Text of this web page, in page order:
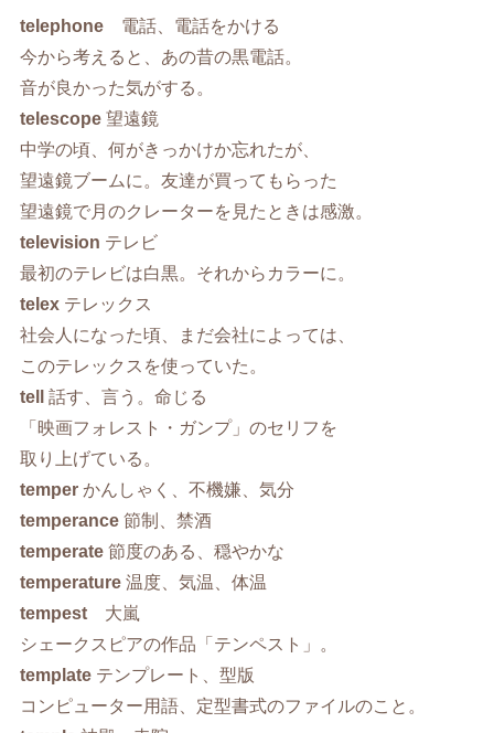
telephone 電話、電話をかける
今から考えると、あの昔の黒電話。
音が良かった気がする。
telescope 望遠鏡
中学の頃、何がきっかけか忘れたが、
望遠鏡ブームに。友達が買ってもらった
望遠鏡で月のクレーターを見たときは感激。
television テレビ
最初のテレビは白黒。それからカラーに。
telex テレックス
社会人になった頃、まだ会社によっては、
このテレックスを使っていた。
tell
話す、言う。命じる
「映画フォレスト・ガンプ」のセリフを
取り上げている。
temper かんしゃく、不機嫌、気分
temperance 節制、禁酒
temperate 節度のある、穏やかな
temperature 温度、気温、体温
tempest 大嵐
シェークスピアの作品「テンペスト」。
template テンプレート、型版
コンピューター用語、定型書式のファイルのこと。